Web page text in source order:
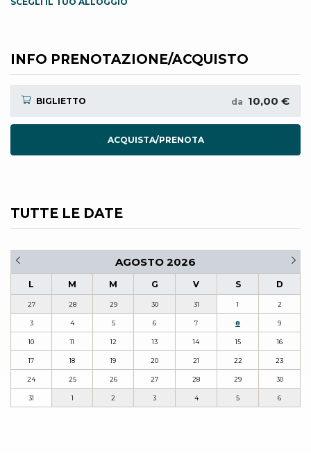
INFO PRENOTAZIONE/ACQUISTO
BIGLIETTO da 10,00 €
ACQUISTA/PRENOTA
TUTTE LE DATE
AGOSTO 2026
L M M G V S D
27 28 29 30 31 1 2
3 4 5 6 7 8 9
10 11 12 13 14 15 16
17 18 19 20 21 22 23
24 25 26 27 28 29 30
31 1 2 3 4 5 6